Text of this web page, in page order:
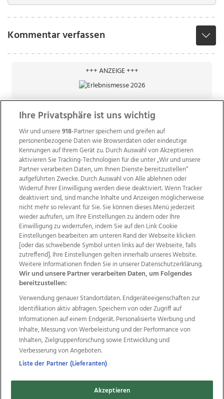
Kommentar verfassen
+++ ANZEIGE +++
Wir über uns Mediadaten Kontakt
Jobs
Datenschutz
Impressum
AGB Anzeigekunden
AGB Website
Ehrenkodex Politische Werbung
Weitere Angebote des Medienhauses Wimmer
TV1 di-mog-i.at OÖNow
Ischler Woche
Life Radio
OÖNachrichten
OÖN Immobilien
OÖN Karriere
OÖN Reise
Promenaden Galerien
Regionaljobs
wasistlos.at wirtrauern.at
Copyrights © 2026 Tips Zeitungs GmbH & Co KG
Ihre Privatsphäre ist uns wichtig
Wir und unsere918-Partner speichern und greifen auf
personenbezogene Daten wie Browserdaten oder eindeutige
Kennungen auf Ihrem Gerät zu. Durch Auswahl von Akzeptieren
aktivieren Sie Tracking-Technologien für die unter „Wir und unsere
Partner verarbeiten Daten, um Ihnen Dienste bereitzustellen“
aufgeführten Zwecke. Durch Auswahl von Alle ablehnen oder
Widerruf Ihrer Einwilligung werden diese deaktiviert. Wenn Tracker
deaktiviert sind, sind manche Inhalte und Anzeigen möglicherweise
nicht mehr so relevant für Sie. Sie können dieses Menü jederzeit
wieder aufrufen, um Ihre Einstellungen zu ändern oder Ihre
Einwilligung zu widerrufen, indem Sie auf den Link Cookie
Einstellungen bearbeiten am unteren Rand der Webseite klicken
[oder das schwebende Symbol unten links auf der Webseite, falls
zutreffend]. Ihre Einstellungen gelten innerhalb unseres Website.
Weitere Informationen finden Sie in unserer Datenschutzerklärung.
Wir und unsere Partner verarbeiten Daten, um Folgendes
bereitzustellen:
Verwendung genauer Standortdaten. Endgeräteeigenschaften zur
Identifikation aktiv abfragen. Speichern von oder Zugriff auf
Informationen auf einem Endgerät. Personalisierte Werbung und
Inhalte, Messung von Werbeleistung und der Performance von
Inhalten, Zielgruppenforschung sowie Entwicklung und
Verbesserung von Angeboten.
Liste der Partner (Lieferanten)
Akzeptieren